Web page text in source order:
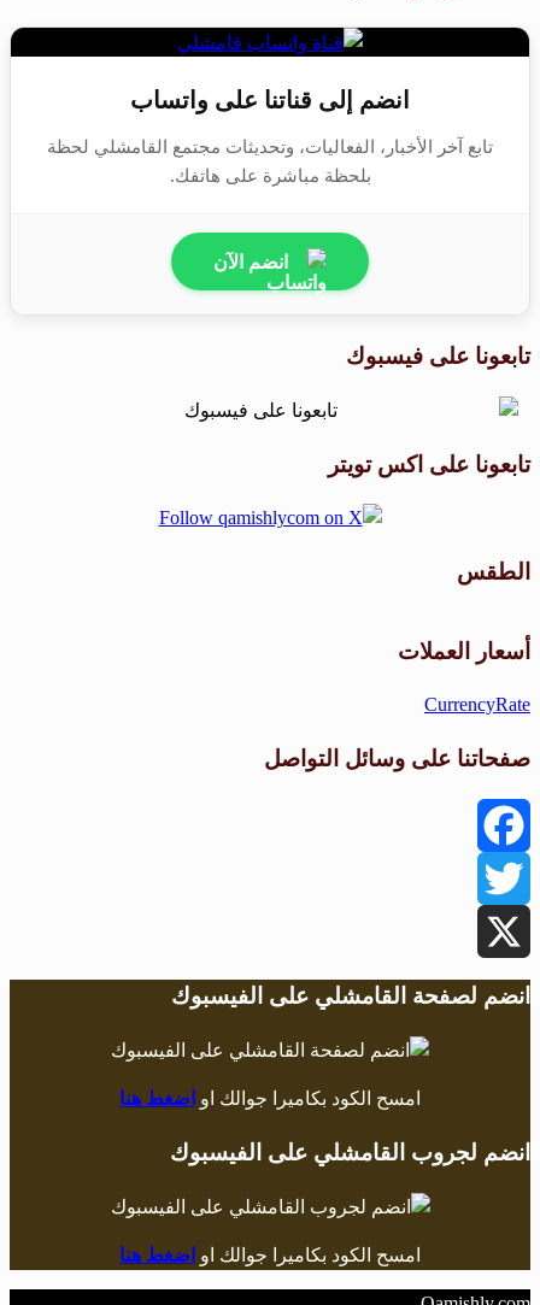
انضم إلى قناتنا على واتساب
تابع آخر الأخبار، الفعاليات، وتحديثات مجتمع القامشلي لحظة
بلحظة مباشرة على هاتفك.
انضم الآن
تابعونا على فيسبوك
تابعونا على اكس تويتر
الطقس
أسعار العملات
CurrencyRate
صفحاتنا على وسائل التواصل
Facebook
Twitter
X
انضم لصفحة القامشلي على الفيسبوك
امسح الكود بكاميرا جوالك او اضغط هنا
انضم لجروب القامشلي على الفيسبوك
امسح الكود بكاميرا جوالك او اضغط هنا